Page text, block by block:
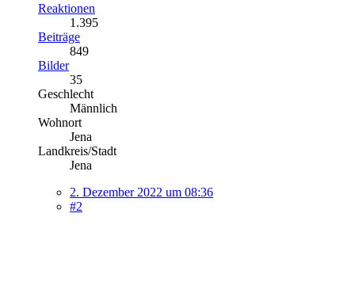
Reaktionen
1.395
Beiträge
849
Bilder
35
Geschlecht
Männlich
Wohnort
Jena
Landkreis/Stadt
Jena
2. Dezember 2022 um 08:36
#2